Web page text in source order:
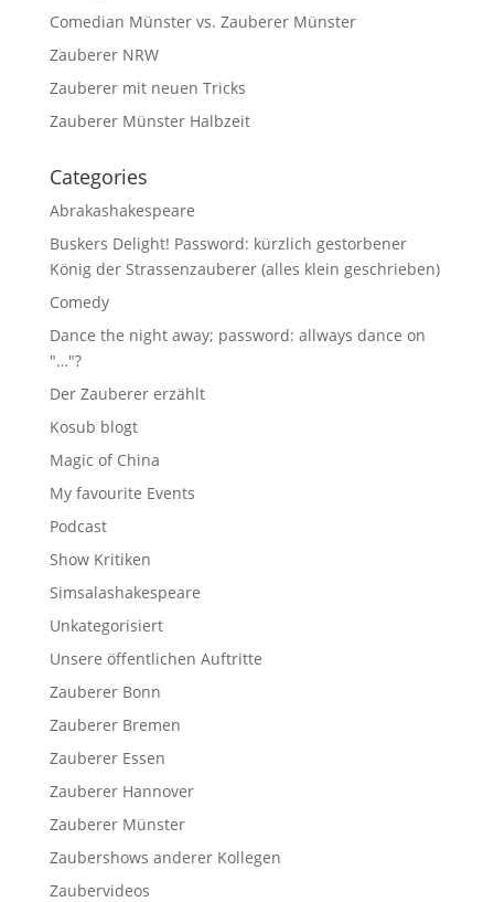
Comedian Münster vs. Zauberer Münster
Zauberer NRW
Zauberer mit neuen Tricks
Zauberer Münster Halbzeit
Categories
Abrakashakespeare
Buskers Delight! Password: kürzlich gestorbener
König der Strassenzauberer (alles klein geschrieben)
Comedy
Dance the night away; password: allways dance on
"…"?
Der Zauberer erzählt
Kosub blogt
Magic of China
My favourite Events
Podcast
Show Kritiken
Simsalashakespeare
Unkategorisiert
Unsere öffentlichen Auftritte
Zauberer Bonn
Zauberer Bremen
Zauberer Essen
Zauberer Hannover
Zauberer Münster
Zaubershows anderer Kollegen
Zaubervideos